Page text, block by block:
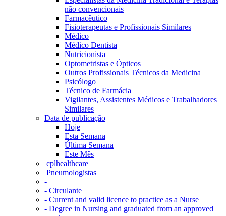
não convencionais
Farmacêutico
Fisioterapeutas e Profissionais Similares
Médico
Médico Dentista
Nutricionista
Optometristas e Ópticos
Outros Profissionais Técnicos da Medicina
Psicólogo
Técnico de Farmácia
Vigilantes, Assistentes Médicos e Trabalhadores
Similares
Data de publicação
Hoje
Esta Semana
Última Semana
Este Mês
‎ cplhealthcare‬
Pneumologistas
-
- Circulante
- Current and valid licence to practice as a Nurse
- Degree in Nursing and graduated from an approved